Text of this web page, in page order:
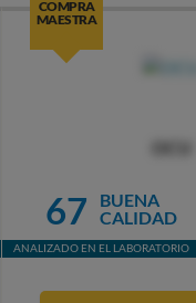
COMPRA
MAESTRA
67
BUENA
CALIDAD
ANALIZADO EN EL LABORATORIO